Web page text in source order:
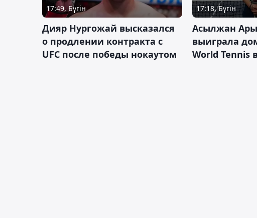
17:49, Бүгін
Дияр Нургожай высказался
о продлении контракта с
UFC после победы нокаутом
17:18, Бүгін
Асылжан
выиграла
World Tennis